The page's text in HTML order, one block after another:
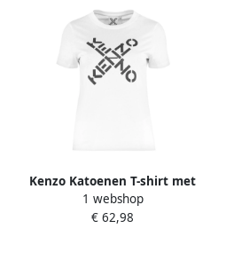
Kenzo Katoenen T-shirt met
Big X Print White Dames
1 webshop
€ 62,98